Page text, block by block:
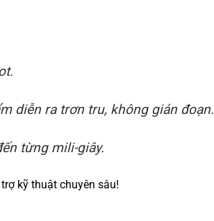
diễn ra trơn tru, không gián đoạn.
từng mili-giây.
kỹ thuật chuyên sâu!